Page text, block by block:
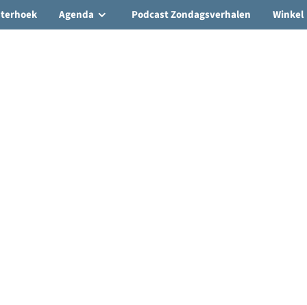
Agenda Podcast Zondagsverhalen Winkel